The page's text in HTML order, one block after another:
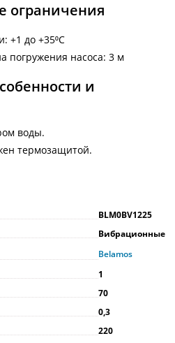
ограничения
+1 до +35⁰С
погружения насоса: 3 м
и
воды.
термозащитой.
BLM0BV1225
Вибрационные
Belamos
1
70
0,3
220